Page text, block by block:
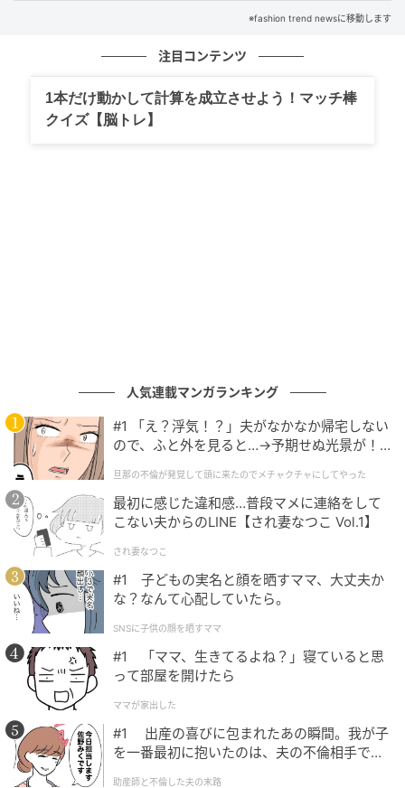
んは「食感と味が再現されてる」と絶賛。小枝の再現
プとしてのクオリティが高いため、満足度も高そうで
出典：Instagram
「生エンゼルパイ」は、チョコレート・マシュマロ・
ビスケットの組み合わせが特徴の「エンゼルパイ」を
イメージした商品。エンゼルパイそのものといっても
過言ではない、なじみのあるビジュアルですが、お菓
子よりひとまわり大きいサイズ感に仕上がっているの
も嬉しいポイント。
※fashion trend newsに移動します
注目コンテンツ
1本だけ動かして計算を成立させよう！マッチ棒
クイズ【脳トレ】
人気連載マンガランキング
#1 「え？浮気！？」夫がなかなか帰宅しない
ので、ふと外を見ると…→予期せぬ光景が！
クチャにしてやった
旦那の不倫が発覚して頭に来たのでメチャクチャにしてやった
最初に感じた違和感…普段マメに連絡をして
こない夫からのLINE【され妻なつこ Vol.1】
され妻なつこ
#1 子どもの実名と顔を晒すママ、大丈夫か
な？なんて心配していたら。
SNSに子供の顔を晒すママ
#1 「ママ、生きてるよね？」寝ていると思
って部屋を開けたら
ママが家出した
#1 出産の喜びに包まれたあの瞬間。我が子
を一番最初に抱いたのは、夫の不倫相手でし
助産師と不倫した夫の末路